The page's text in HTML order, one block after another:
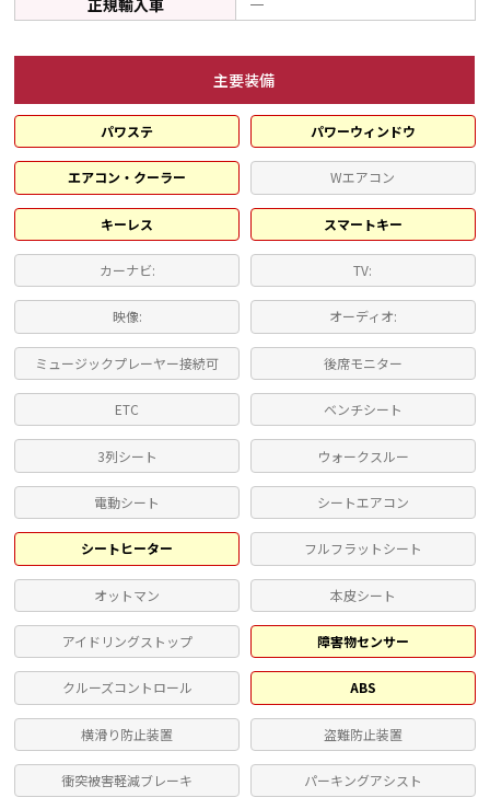
主要装備
パワステ パワーウィンドウ
エアコン・クーラー Wエアコン
キーレス スマートキー
カーナビ: TV:
映像: オーディオ:
ミュージックプレーヤー接続可 後席モニター
ETC ベンチシート
3列シート ウォークスルー
電動シート シートエアコン
シートヒーター フルフラットシート
オットマン 本皮シート
アイドリングストップ 障害物センサー
クルーズコントロール ABS
横滑り防止装置 盗難防止装置
衝突被害軽減ブレーキ パーキングアシスト